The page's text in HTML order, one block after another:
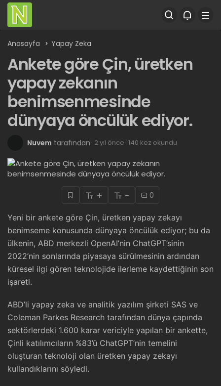
Anasayfa Yapay Zeka
Ankete göre Çin, üretken
yapay zekanın
benimsenmesinde
dünyaya öncülük ediyor.
Nuvem tarafından 2 yıl önce 140 kez okundu
+ - 0
Yeni bir ankete göre Çin, üretken yapay zekayı
benimseme konusunda dünyaya öncülük ediyor; bu da
ülkenin, ABD merkezli OpenAI’nin ChatGPT’sinin
2022’nin sonlarında piyasaya sürülmesinin ardından
küresel ilgi gören teknolojide ilerleme kaydettiğinin son
işareti.
ABD’li yapay zeka ve analitik yazılım şirketi SAS ve
Coleman Parkes Research tarafından dünya çapında
sektörlerdeki 1.600 karar vericiyle yapılan bir ankette,
Çinli katılımcıların %83’ü ChatGPT’nin temelini
oluşturan teknoloji olan üretken yapay zekayı
kullandıklarını söyledi.